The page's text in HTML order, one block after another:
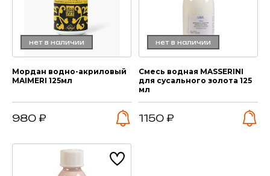
нет в наличии
Мордан водно-акриловый
MAIMERI 125мл
980 ₽
нет в наличии
Смесь водная MASSERINI
для сусального золота 125
мл
1150 ₽